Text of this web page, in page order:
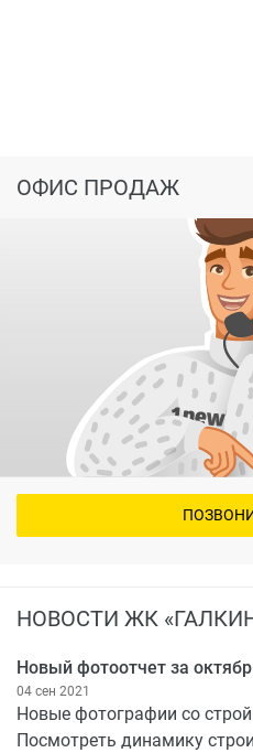
НОВОСТИ ЖК
Новый фотоотчет за
04 сен 2021
Новые фотографии со
Посмотреть динамику
ОФИС ПРОДАЖ